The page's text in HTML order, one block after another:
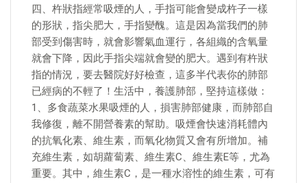
四、杵狀指經常吸煙的人，手指可能會變成杵子一樣
的形狀，指尖肥大，手指變醜。這是因為當我們的肺
部受到傷害時，就會影響氣血運行，各組織的含氧量
就會下降，因此手指尖端就會變的肥大。遇到有杵狀
指的情況，要去醫院好好檢查，這多半代表你的肺部
已經病的不輕了！生活中，養護肺部，堅持這樣做：
1、多食蔬菜水果吸煙的人，損害肺部健康，而肺部自
我修復，離不開營養素的幫助。吸煙會快速消耗體內
的抗氧化素、維生素，而氧化物質又會有所增加。補
充維生素，如胡蘿蔔素、維生素C、維生素E等，尤為
重要。其中，維生素C，是一種水溶性的維生素，可有